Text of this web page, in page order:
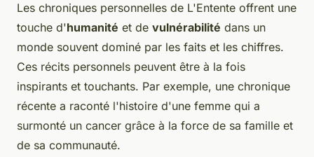
Les chroniques personnelles de L'Entente offrent une
touche d'humanité et de vulnérabilité dans un
monde souvent dominé par les faits et les chiffres.
Ces récits personnels peuvent être à la fois
inspirants et touchants. Par exemple, une chronique
récente a raconté l'histoire d'une femme qui a
surmonté un cancer grâce à la force de sa famille et
de sa communauté.